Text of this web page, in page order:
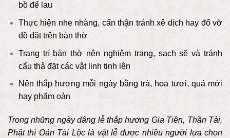
bồ để lau
Thực hiện nhẹ nhàng, cẩn thận tránh xê dịch hay đổ vỡ
đồ đặt trên bàn thờ
Trang trí bàn thờ nên nghiêm trang, sạch sẽ và tránh
cẩu thả đặt các vật linh tinh lên
Nên thắp hương mỗi ngày bằng trà, hoa tươi, quả mới
hay phẩm oản
Trong những ngày dâng lễ thắp hương Gia Tiên, Thần Tài,
Phật thì Oản Tài Lộc là vật lễ được nhiều người lựa chọn